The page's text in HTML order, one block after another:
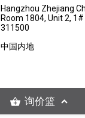
Hangzhou Zhejiang
Room 1804, Unit 2,
311500
中国内地
询价篮